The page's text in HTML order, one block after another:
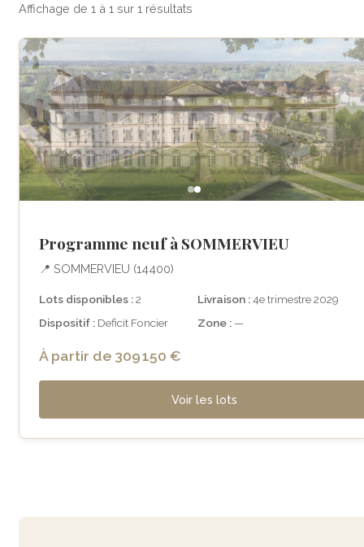
Affichage de 1 à 1 sur 1 résultats
Programme neuf à SOMMERVIEU
📍 SOMMERVIEU (14400)
Lots disponibles :2 Livraison :4e trimestre 2029
Dispositif : Deficit Foncier Zone : —
À partir de 309 150 €
Voir les lots